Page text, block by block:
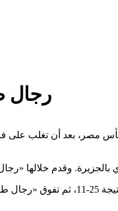
مصر، بعد أن تغلب على